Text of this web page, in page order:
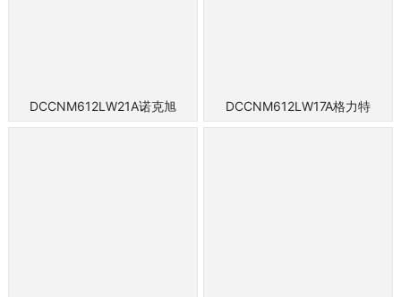
DCCNM612LW21A诺克旭 DCCNM612LW17A格力特